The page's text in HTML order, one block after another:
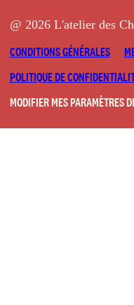
@ 2026 L'atelier des
CONDITIONS GÉNÉRALES
POLITIQUE DE
MODIFIER MES PARAMÈTRES